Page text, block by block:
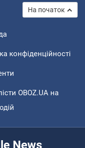
На початок
конфіденційності
OBOZ.UA на
News